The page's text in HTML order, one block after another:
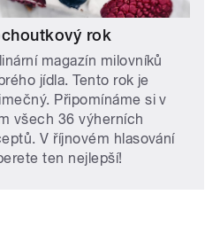
rok
magazín milovníků
jídla. Tento rok je
Připomínáme si v
všech 36 výherních
V říjnovém hlasování
ten nejlepší!